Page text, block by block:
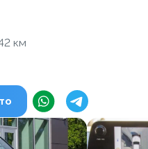
км